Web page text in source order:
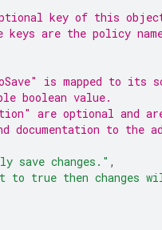
key of this
are the policy
is mapped to its
boolean value.
are optional and are
documentation to the
save changes." ,
to true then changes